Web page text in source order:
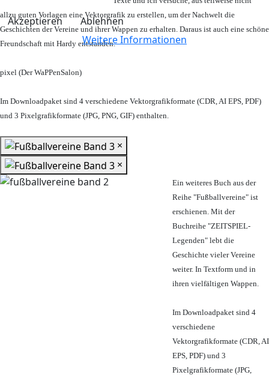
Akzeptieren
Ablehnen
Weitere Informationen
allzu guten Vorlagen eine Vektorgrafik zu erstellen, um der Nachwelt die
Geschichten der Vereine und ihrer Wappen zu erhalten. Daraus ist auch eine schöne
Freundschaft mit Hardy entstanden.
pixel (Der WaPPenSalon)
Im Downloadpaket sind 4 verschiedene Vektorgrafikformate (CDR, AI EPS, PDF)
und 3 Pixelgrafikformate (JPG, PNG, GIF) enthalten.
×
×
Ein weiteres Buch aus der
Reihe "Fußballvereine" ist
erschienen. Mit der
Buchreihe "ZEITSPIEL-
Legenden" lebt die
Geschichte vieler Vereine
weiter. In Textform und in
ihren vielfältigen Wappen.
Im Downloadpaket sind 4
verschiedene
Vektorgrafikformate (CDR, AI
EPS, PDF) und 3
Pixelgrafikformate (JPG,